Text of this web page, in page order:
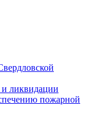
ликвидации
пожарной